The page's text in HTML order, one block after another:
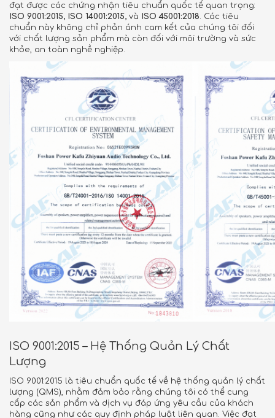
đạt được các chứng nhận tiêu chuẩn quốc tế quan trọng:
ISO 9001:2015, ISO 14001:2015, và ISO 45001:2018 . Các tiêu
chuẩn này không chỉ phản ánh cam kết của chúng tôi đối
với chất lượng sản phẩm mà còn đối với môi trường và sức
khỏe, an toàn nghề nghiệp.
ISO 9001:2015 – Hệ Thống Quản Lý Chất
Lượng
ISO 9001:2015 là tiêu chuẩn quốc tế về hệ thống quản lý chất
lượng (QMS), nhằm đảm bảo rằng chúng tôi có thể cung
cấp các sản phẩm và dịch vụ đáp ứng yêu cầu của khách
hàng cũng như các quy định pháp luật liên quan. Việc đạt